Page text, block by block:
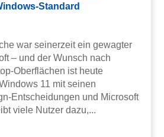
Standard
war seinerzeit ein gewagter
– und der Wunsch nach
Oberflächen ist heute
11 mit seinen
Entscheidungen und Microsoft
viele Nutzer dazu,...